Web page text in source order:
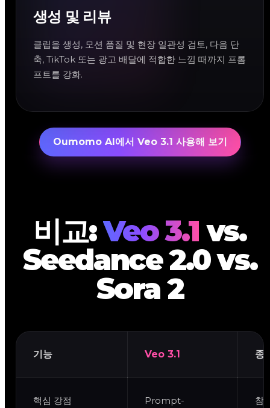
생성 및 리뷰
클립을 생성, 모션 품질 및 현장 일관성 검토, 다음 단
축, TikTok 또는 광고 배달에 적합한 느낌 때까지 프롬
프트를 강화.
Oumomo AI에서 Veo 3.1 사용해 보기
비교:Veo 3.1 vs.
Seedance 2.0 vs.
Sora 2
기능 Veo 3.1 종
핵심 강점
Prompt-
참